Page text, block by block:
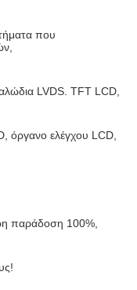
που
LVDS. TFT LCD,
όργανο ελέγχου LCD,
παράδοση 100%,